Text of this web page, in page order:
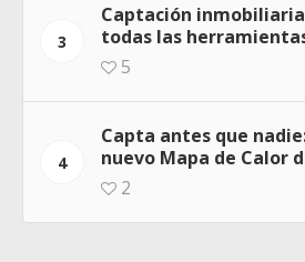
3
Captación
todas las
5
4
Capta antes que
nuevo Mapa de Calor
2